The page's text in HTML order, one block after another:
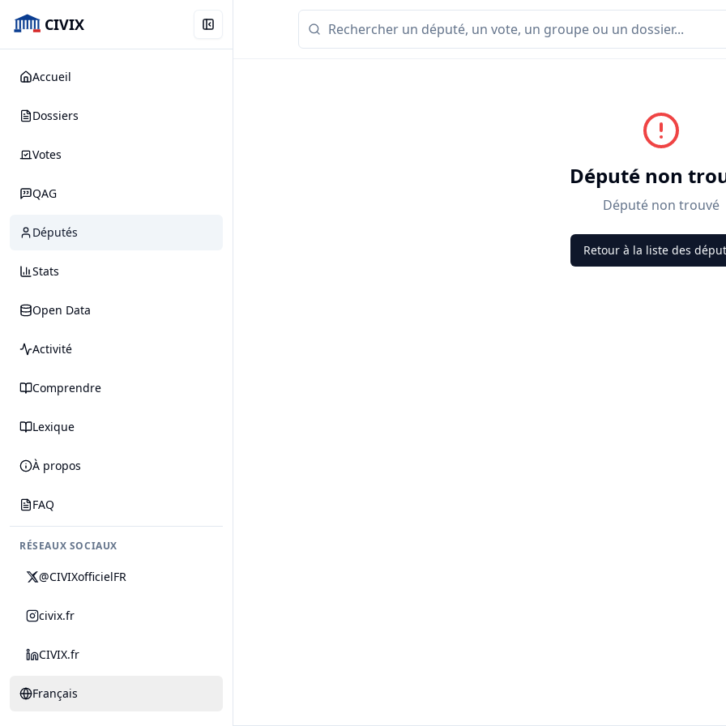
CIVIX
Accueil
Dossiers
Votes
QAG
Députés
Stats
Open Data
Activité
Comprendre
Lexique
À propos
FAQ
RÉSEAUX SOCIAUX
@CIVIXofficielFR
civix.fr
CIVIX.fr
Français
Député non
Député non trouvé
Retour à la liste des